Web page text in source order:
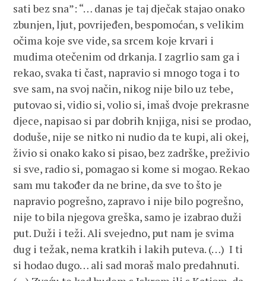
sati bez sna”: “… danas je taj dječak stajao onako
zbunjen, ljut, povrijeđen, bespomoćan, s velikim
očima koje sve vide, sa srcem koje krvari i
mudima otečenim od drkanja. I zagrlio sam ga i
rekao, svaka ti čast, napravio si mnogo toga i to
sve sam, na svoj način, nikog nije bilo uz tebe,
putovao si, vidio si, volio si, imaš dvoje prekrasne
djece, napisao si par dobrih knjiga, nisi se prodao,
doduše, nije se nitko ni nudio da te kupi, ali okej,
živio si onako kako si pisao, bez zadrške, preživio
si sve, radio si, pomagao si kome si mogao. Rekao
sam mu također da ne brine, da sve to što je
napravio pogrešno, zapravo i nije bilo pogrešno,
nije to bila njegova greška, samo je izabrao duži
put. Duži i teži. Ali svejedno, put nam je svima
dug i težak, nema kratkih i lakih puteva. (…) I ti
si hodao dugo… ali sad moraš malo predahnuti.